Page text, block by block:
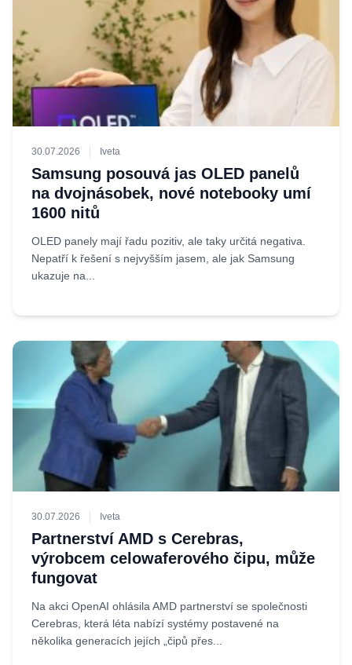
30.07.2026 Iveta
Samsung posouvá jas OLED panelů
na dvojnásobek, nové notebooky umí
1600 nitů
OLED panely mají řadu pozitiv, ale taky určitá negativa.
Nepatří k řešení s nejvyšším jasem, ale jak Samsung
ukazuje na...
30.07.2026 Iveta
Partnerství AMD s Cerebras,
výrobcem celowaferového čipu, může
fungovat
Na akci OpenAI ohlásila AMD partnerství se společnosti
Cerebras, která léta nabízí systémy postavené na
několika generacích jejích „čipů přes...